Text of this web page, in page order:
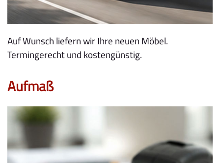
Auf Wunsch liefern wir Ihre neuen Möbel.
Termingerecht und kostengünstig.
Aufmaß